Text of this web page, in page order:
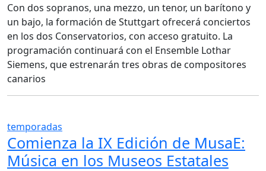
Con dos sopranos, una mezzo, un tenor, un barítono y
un bajo, la formación de Stuttgart ofrecerá conciertos
en los dos Conservatorios, con acceso gratuito. La
programación continuará con el Ensemble Lothar
Siemens, que estrenarán tres obras de compositores
canarios
temporadas
Comienza la IX Edición de MusaE:
Música en los Museos Estatales